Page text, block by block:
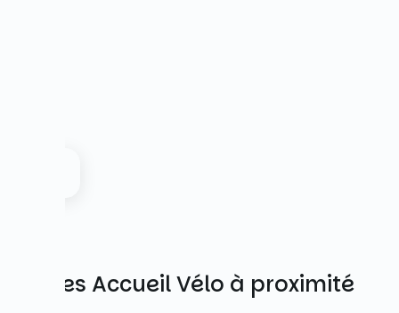
Autres Accueil Vélo à proximité